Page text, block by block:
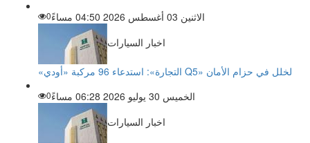
الاثنين 03 أغسطس 2026 04:50 مساءً
0
اخبار السيارات
«التجارة»: استدعاء 96 مركبة «أودي Q5» لخلل في حزام الأمان
الخميس 30 يوليو 2026 06:28 مساءً
0
اخبار السيارات